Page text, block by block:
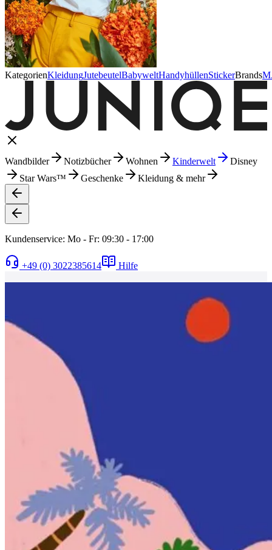
KategorienKleidungJutebeutelBabyweltHandyhüllenStickerBrands
Wandbilder Notizbücher Wohnen Kinderwelt
Disney
Star Wars™
Geschenke Kleidung & mehr
Kundenservice: Mo - Fr: 09:30 - 17:00
+49 (0) 3022385614 Hilfe